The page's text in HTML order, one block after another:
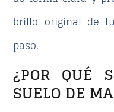
brillo original de
paso.
¿POR QUÉ
SUELO DE